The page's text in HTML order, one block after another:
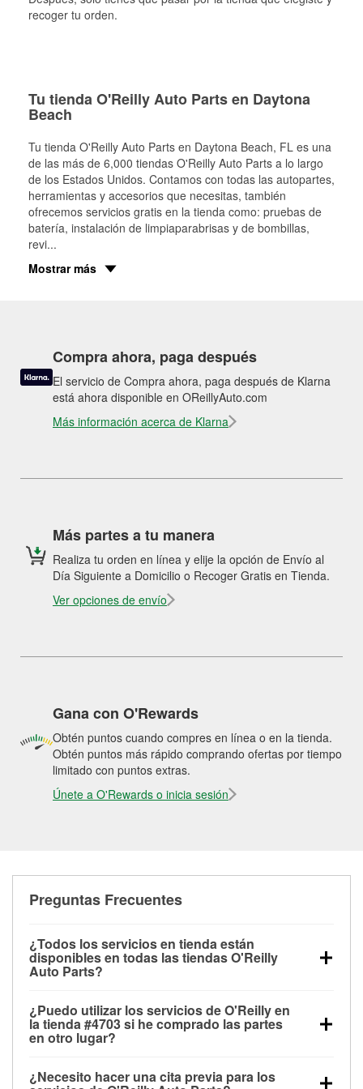
recoger tu orden.
Tu tienda O'Reilly Auto Parts en Daytona
Beach
Tu tienda O'Reilly Auto Parts en Daytona Beach, FL es una
de las más de 6,000 tiendas O'Reilly Auto Parts a lo largo
de los Estados Unidos. Contamos con todas las autopartes,
herramientas y accesorios que necesitas, también
ofrecemos servicios gratis en la tienda como: pruebas de
batería, instalación de limpiaparabrisas y de bombillas,
revi...
Mostrar más
Compra ahora, paga después
El servicio de Compra ahora, paga después de Klarna
está ahora disponible en OReillyAuto.com
Más información acerca de Klarna
Más partes a tu manera
Realiza tu orden en línea y elije la opción de Envío al
Día Siguiente a Domicilio o Recoger Gratis en Tienda.
Ver opciones de envío
Gana con O'Rewards
Obtén puntos cuando compres en línea o en la tienda.
Obtén puntos más rápido comprando ofertas por tiempo
limitado con puntos extras.
Únete a O'Rewards o inicia sesión
Preguntas Frecuentes
¿Todos los servicios en tienda están
disponibles en todas las tiendas O'Reilly
Auto Parts?
las pruebas de batería, pruebas de alternador y
motor de arranque, revisión de la luz “Check Engine”
con O'Reilly VeriScan® e instalación de
limpiaparabrisas o bombillas, están disponibles en
¿Puedo utilizar los servicios de O'Reilly en
la tienda #4703 si he comprado las partes
en otro lugar?
de O'Reilly Auto Parts que estén disponibles en la
¿Necesito hacer una cita previa para los